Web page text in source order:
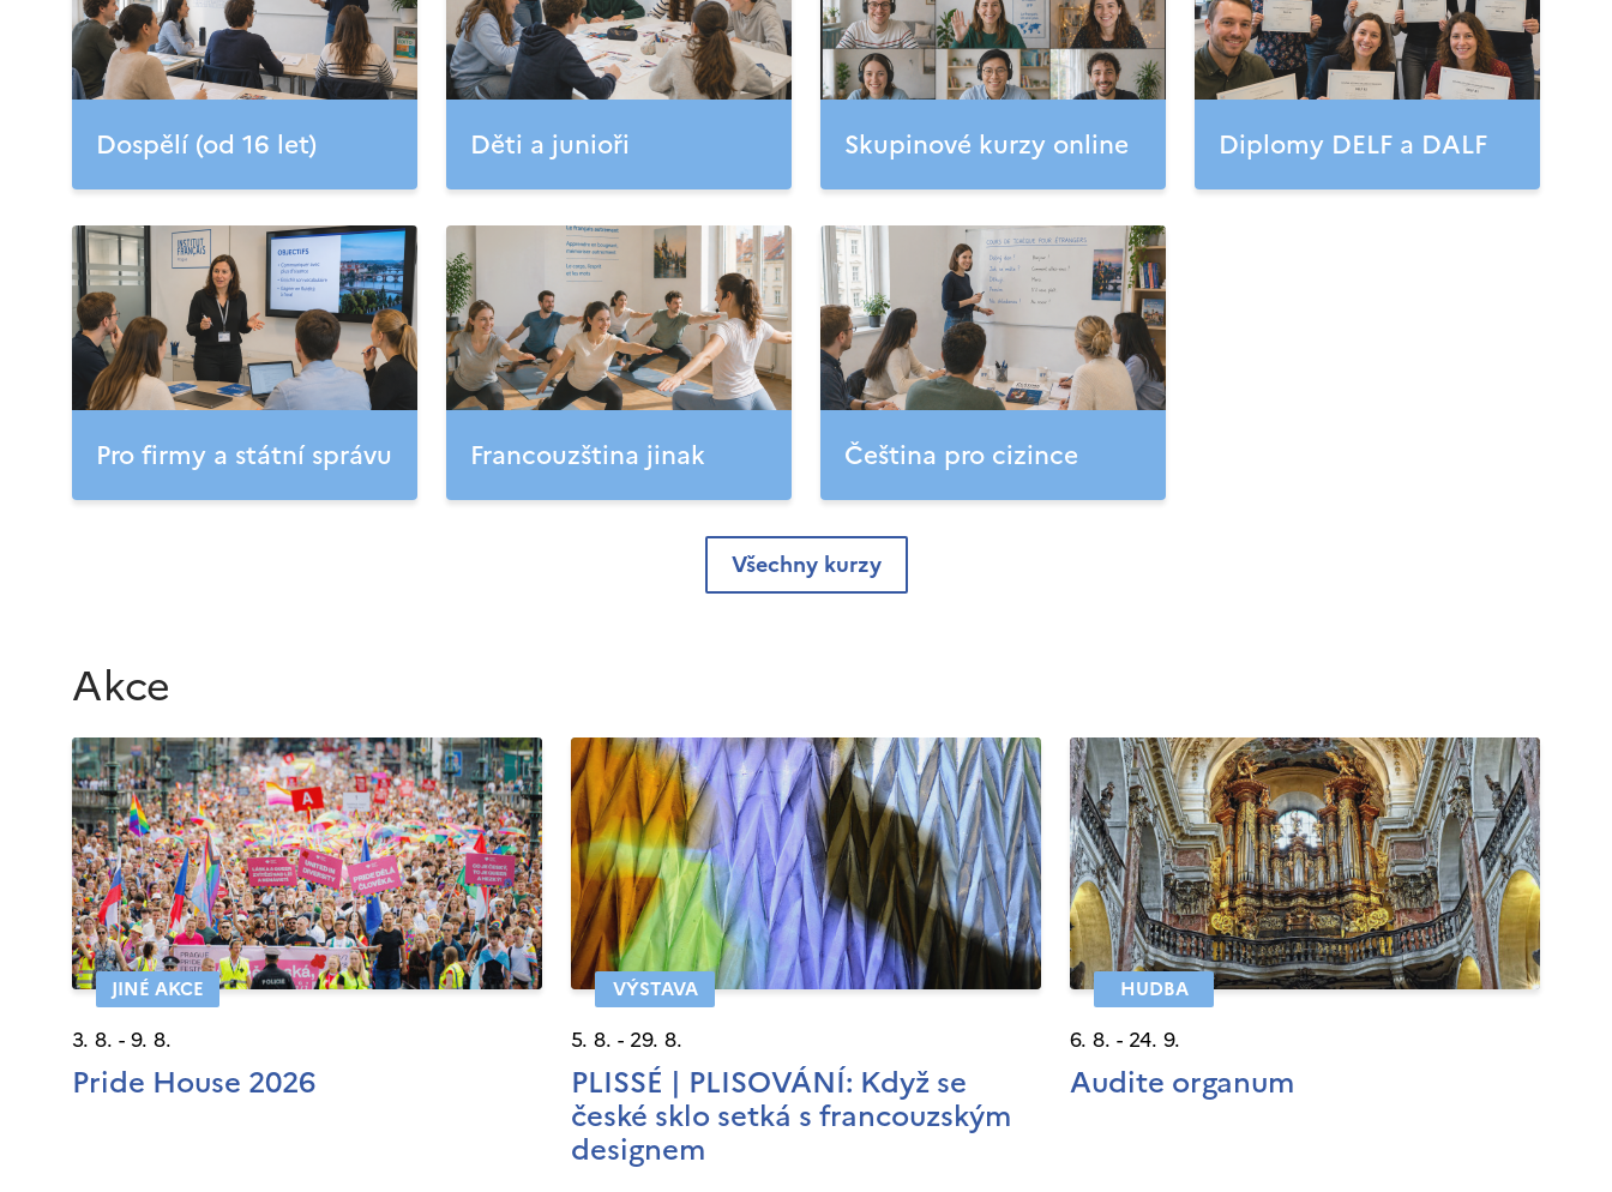
Dospělí (od 16 let) Děti a junioři Skupinové kurzy online Diplomy DELF a DALF
Pro firmy a státní správu Francouzština jinak Čeština pro cizince
Všechny kurzy
Akce
JINÉ AKCE
3. 8. - 9. 8.
Pride House 2026
VÝSTAVA
5. 8. - 29. 8.
PLISSÉ | PLISOVÁNÍ: Když se
české sklo setká s francouzským
designem
HUDBA
6. 8. - 24. 9.
Audite organum